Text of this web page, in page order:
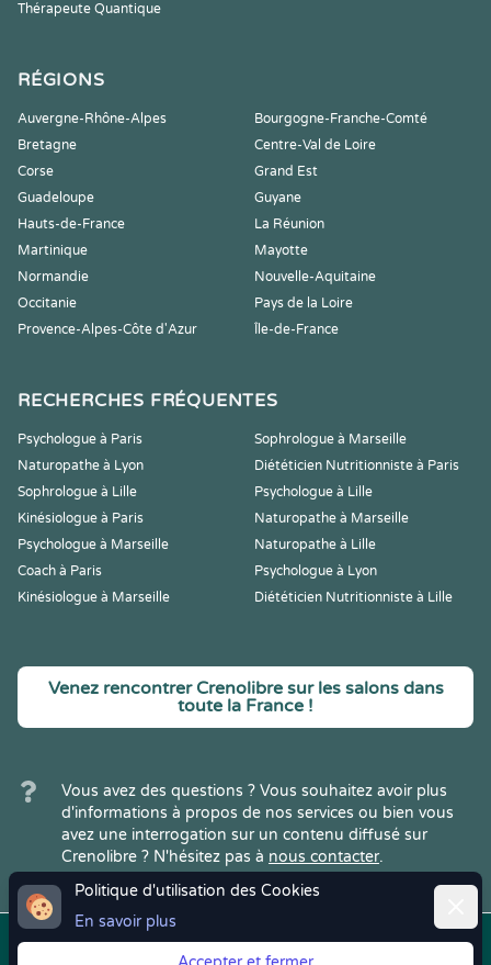
Politique d'utilisation des Cookies
En savoir plus
Thérapeute Quantique
RÉGIONS
Auvergne-Rhône-Alpes
Bourgogne-Franche-Comté
Bretagne
Centre-Val de Loire
Corse
Grand Est
Guadeloupe
Guyane
Hauts-de-France
La Réunion
Martinique
Mayotte
Normandie
Nouvelle-Aquitaine
Occitanie
Pays de la Loire
Provence-Alpes-Côte d'Azur
Île-de-France
RECHERCHES FRÉQUENTES
Psychologue à Paris
Sophrologue à Marseille
Naturopathe à Lyon
Diététicien Nutritionniste à Paris
Sophrologue à Lille
Psychologue à Lille
Kinésiologue à Paris
Naturopathe à Marseille
Psychologue à Marseille
Naturopathe à Lille
Coach à Paris
Psychologue à Lyon
Kinésiologue à Marseille
Diététicien Nutritionniste à Lille
Venez rencontrer Crenolibre sur les salons dans
toute la France !
Vous avez des questions ? Vous souhaitez avoir plus
d'informations à propos de nos services ou bien vous
avez une interrogation sur un contenu diffusé sur
Crenolibre ? N'hésitez pas à nous contacter.
Copyright © 2022Crenolibre, tous
Mentions
| CGV | RGPD